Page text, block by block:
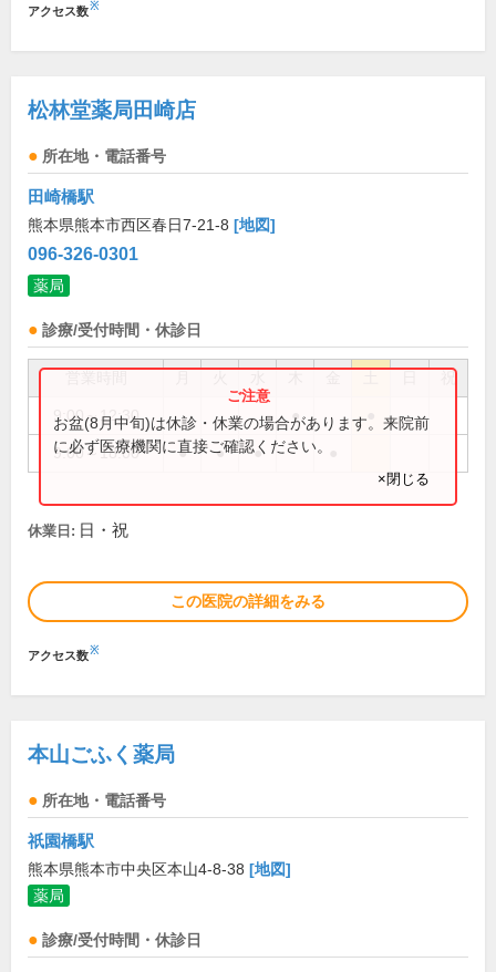
アクセス数※
松林堂薬局田崎店
所在地・電話番号
田崎橋駅
熊本県熊本市西区春日7-21-8 [地図]
096-326-0301
薬局
診療/受付時間・休診日
祝
9:00～12:30 ●
9:00～18:00 ● ● ●
お盆(8月中旬)は休診・休業の場合があります。来院前
に必ず医療機関に直接ご確認ください。
×閉じる
休業日: 日・祝
この医院の詳細をみる
アクセス数※
本山ごふく薬局
所在地・電話番号
祇園橋駅
熊本県熊本市中央区本山4-8-38 [地図]
薬局
診療/受付時間・休診日